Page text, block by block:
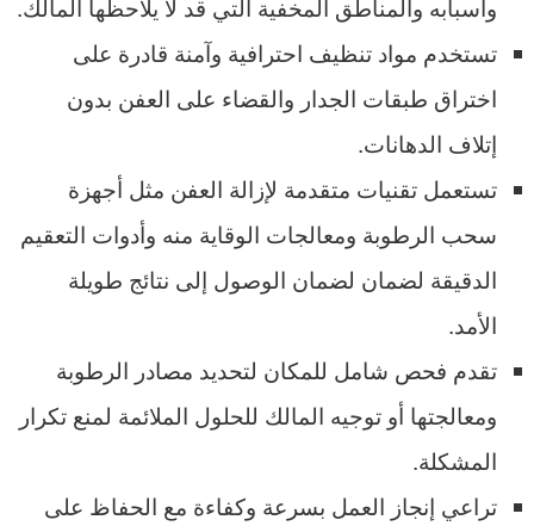
وأسبابه والمناطق المخفية التي قد لا يلاحظها المالك.
تستخدم مواد تنظيف احترافية وآمنة قادرة على
اختراق طبقات الجدار والقضاء على العفن بدون
إتلاف الدهانات.
تستعمل تقنيات متقدمة لإزالة العفن مثل أجهزة
سحب الرطوبة ومعالجات الوقاية منه وأدوات التعقيم
الدقيقة لضمان لضمان الوصول إلى نتائج طويلة
الأمد.
تقدم فحص شامل للمكان لتحديد مصادر الرطوبة
ومعالجتها أو توجيه المالك للحلول الملائمة لمنع تكرار
المشكلة.
تراعي إنجاز العمل بسرعة وكفاءة مع الحفاظ على